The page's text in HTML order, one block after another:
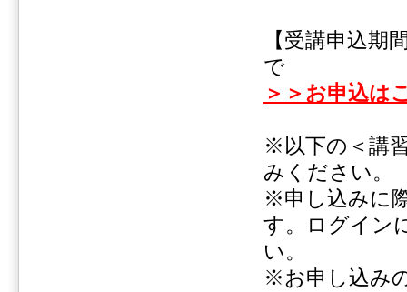
【受講申込
で
＞＞お申込は
※以下の＜講
みください。
※申し込みに
す。ログイン
い。
※お申し込み